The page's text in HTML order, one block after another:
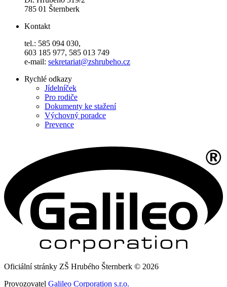
785 01 Šternberk
Kontakt
tel.: 585 094 030,
603 185 977, 585 013 749
e-mail: sekretariat@zshrubeho.cz
Rychlé odkazy
Jídelníček
Pro rodiče
Dokumenty ke stažení
Výchovný poradce
Prevence
Oficiální stránky ZŠ Hrubého Šternberk © 2026
Provozovatel Galileo Corporation s.r.o.